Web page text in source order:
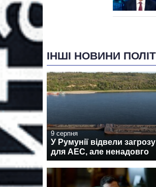
ІНШІ НОВИНИ
9 серпня
У Румунії відвели загрозу
для АЕС, але ненадовго